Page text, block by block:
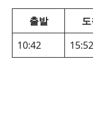
출발
10:42
15:52